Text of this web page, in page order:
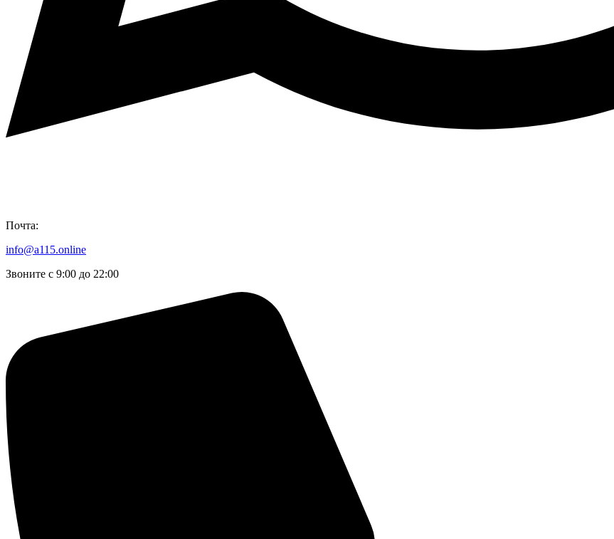
Почта:
info@a115.online
Звоните с 9:00 до 22:00